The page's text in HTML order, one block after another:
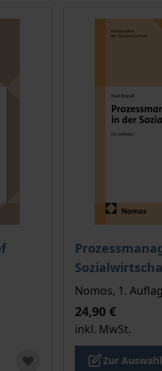
Der Preis
Nomos, 1.
24,90 €
inkl. MwSt.
Zur Auswahl